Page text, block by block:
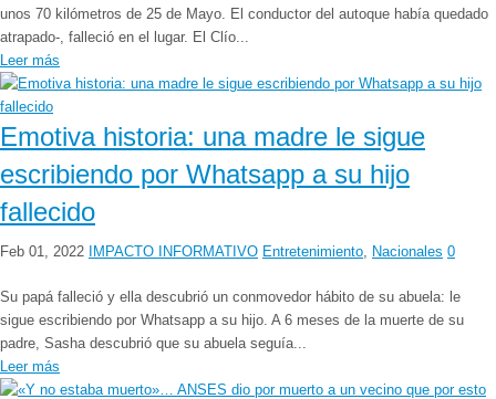
unos 70 kilómetros de 25 de Mayo. El conductor del autoque había quedado
atrapado-, falleció en el lugar. El Clío...
Leer más
Emotiva historia: una madre le sigue
escribiendo por Whatsapp a su hijo
fallecido
Feb 01, 2022 IMPACTO INFORMATIVO Entretenimiento, Nacionales 0
Su papá falleció y ella descubrió un conmovedor hábito de su abuela: le
sigue escribiendo por Whatsapp a su hijo. A 6 meses de la muerte de su
padre, Sasha descubrió que su abuela seguía...
Leer más